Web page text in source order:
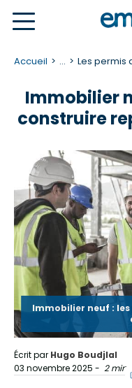
Accueil ... Les permis
Immobilier
construire
Immobilier neuf :
Écrit par Hugo Boudjlal
03 novembre 2025 - 2 min.